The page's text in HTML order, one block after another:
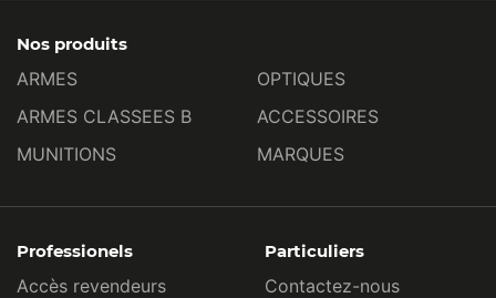
Nos produits
ARMES
ARMES CLASSEES B
MUNITIONS
OPTIQUES
ACCESSOIRES
MARQUES
Professionels
Accès revendeurs
Particuliers
Contactez-nous